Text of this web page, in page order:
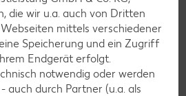
die wir u.a. auch von Dritten
mittels verschiedener
Speicherung und ein Zugriff
Endgerät erfolgt.
notwendig oder werden
auch durch Partner (u.a. als